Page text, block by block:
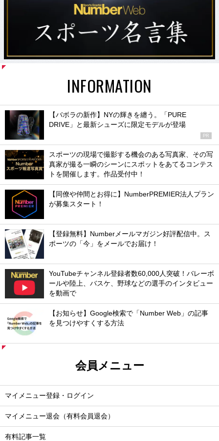
INFORMATION
【バボラの新作】NYの輝きを纏う。「PURE
DRIVE」と最新シューズに限定モデルが登場
PR
スポーツの現場で撮影する機会のある写真家、その写
真家が撮る一瞬のシーンにスポットをあてるコンテス
トを開催します。作品受付中！
【同僚や仲間とお得に】NumberPREMIER法人プラン
が募集スタート！
【登録無料】Numberメールマガジン好評配信中。ス
ポーツの「今」をメールでお届け！
YouTubeチャンネル登録者数60,000人突破！バレーボ
ールや陸上、バスケ、野球などの選手のインタビュー
を動画で
【お知らせ】Google検索で「Number Web」の記事
を見つけやすくする方法
会員メニュー
マイメニュー登録・ログイン
マイメニュー退会（有料会員退会）
有料記事一覧